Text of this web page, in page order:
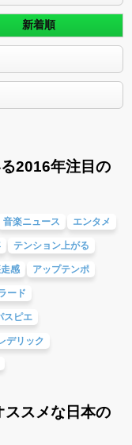
新着順
2016年注目の
音楽ニュース エンタメ
テンション上がる
感 アップテンポ
ード
スピエ
デリック
スメな日本の